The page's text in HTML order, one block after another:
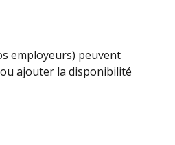
employeurs) peuvent
ajouter la disponibilité